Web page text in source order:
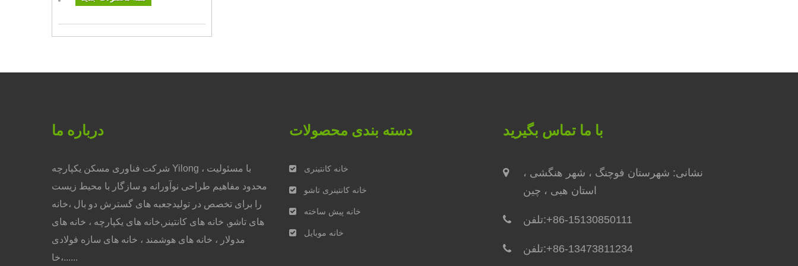
درباره ما
شرکت فناوری مسکن یکپارچه Yilong ، با مسئولیت
محدود مفاهیم طراحی نوآورانه و سازگار با محیط زیست
را برای تخصص در تولیدجعبه های گسترش دو بال ،خانه
های تاشو, خانه های کانتینر,خانه های یکپارچه ، خانه های
مدولار ، خانه های هوشمند ، خانه های سازه فولادی
،خا......
دسته بندی محصولات
خانه کانتینری
خانه کانتینری تاشو
خانه پیش ساخته
خانه موبایل
با ما تماس بگیرید
نشانی: شهرستان فوچنگ ، ​​شهر هنگشی ،
استان هبی ، چین
تلفن:+86-15130850111
تلفن:+86-13473811234